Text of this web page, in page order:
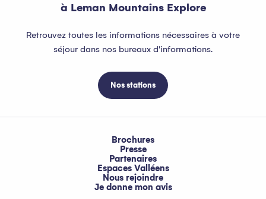
à Leman Mountains Explore
Retrouvez toutes les informations nécessaires à votre
séjour dans nos bureaux d'informations.
Nos stations
Brochures
Presse
Partenaires
Espaces Valléens
Nous rejoindre
Je donne mon avis